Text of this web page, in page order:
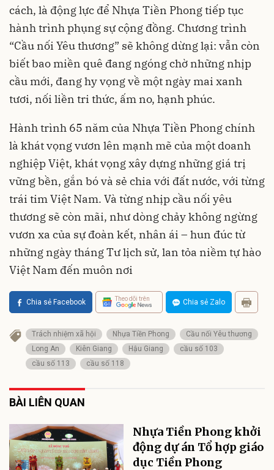
cách, là động lực để Nhựa Tiền Phong tiếp tục
hành trình phụng sự cộng đồng. Chương trình
“Cầu nối Yêu thương” sẽ không dừng lại: vẫn còn
biết bao miền quê đang ngóng chờ những nhịp
cầu mới, đang hy vọng về một ngày mai xanh
tươi, nối liền tri thức, ấm no, hạnh phúc.
Hành trình 65 năm của Nhựa Tiền Phong chính
là khát vọng vươn lên mạnh mẽ của một doanh
nghiệp Việt, khát vọng xây dựng những giá trị
vững bền, gắn bó và sẻ chia với đất nước, với từng
trái tim Việt Nam. Và từng nhịp cầu nối yêu
thương sẽ còn mãi, như dòng chảy không ngừng
vươn xa của sự đoàn kết, nhân ái – hun đúc từ
những ngày tháng Tư lịch sử, lan tỏa niềm tự hào
Việt Nam đến muôn nơi
Chia sẻ Facebook Theo dõi trên Chia sẻ Zalo
Trách nhiệm xã hội Nhựa Tiền Phong
Cầu nối Yêu thương
Long An
Kiên Giang Hậu Giang
cầu số 103
cầu số 113
cầu số 118
BÀI LIÊN QUAN
Nhựa Tiền Phong khởi
động dự án Tổ hợp giáo
dục Tiền Phong